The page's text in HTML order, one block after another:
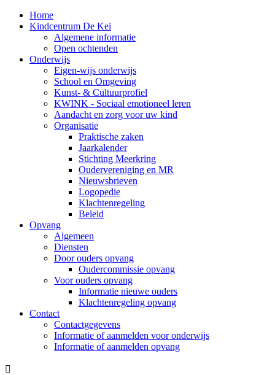
Home
Kindcentrum De Kei
Algemene informatie
Open ochtenden
Onderwijs
Eigen-wijs onderwijs
School en Omgeving
Kunst- & Cultuurprofiel
KWINK - Sociaal emotioneel leren
Aandacht en zorg voor uw kind
Organisatie
Praktische zaken
Jaarkalender
Stichting Meerkring
Oudervereniging en MR
Nieuwsbrieven
Logopedie
Klachtenregeling
Beleid
Opvang
Algemeen
Diensten
Door ouders opvang
Oudercommissie opvang
Voor ouders opvang
Informatie nieuwe ouders
Klachtenregeling opvang
Contact
Contactgegevens
Informatie of aanmelden voor onderwijs
Informatie of aanmelden opvang
